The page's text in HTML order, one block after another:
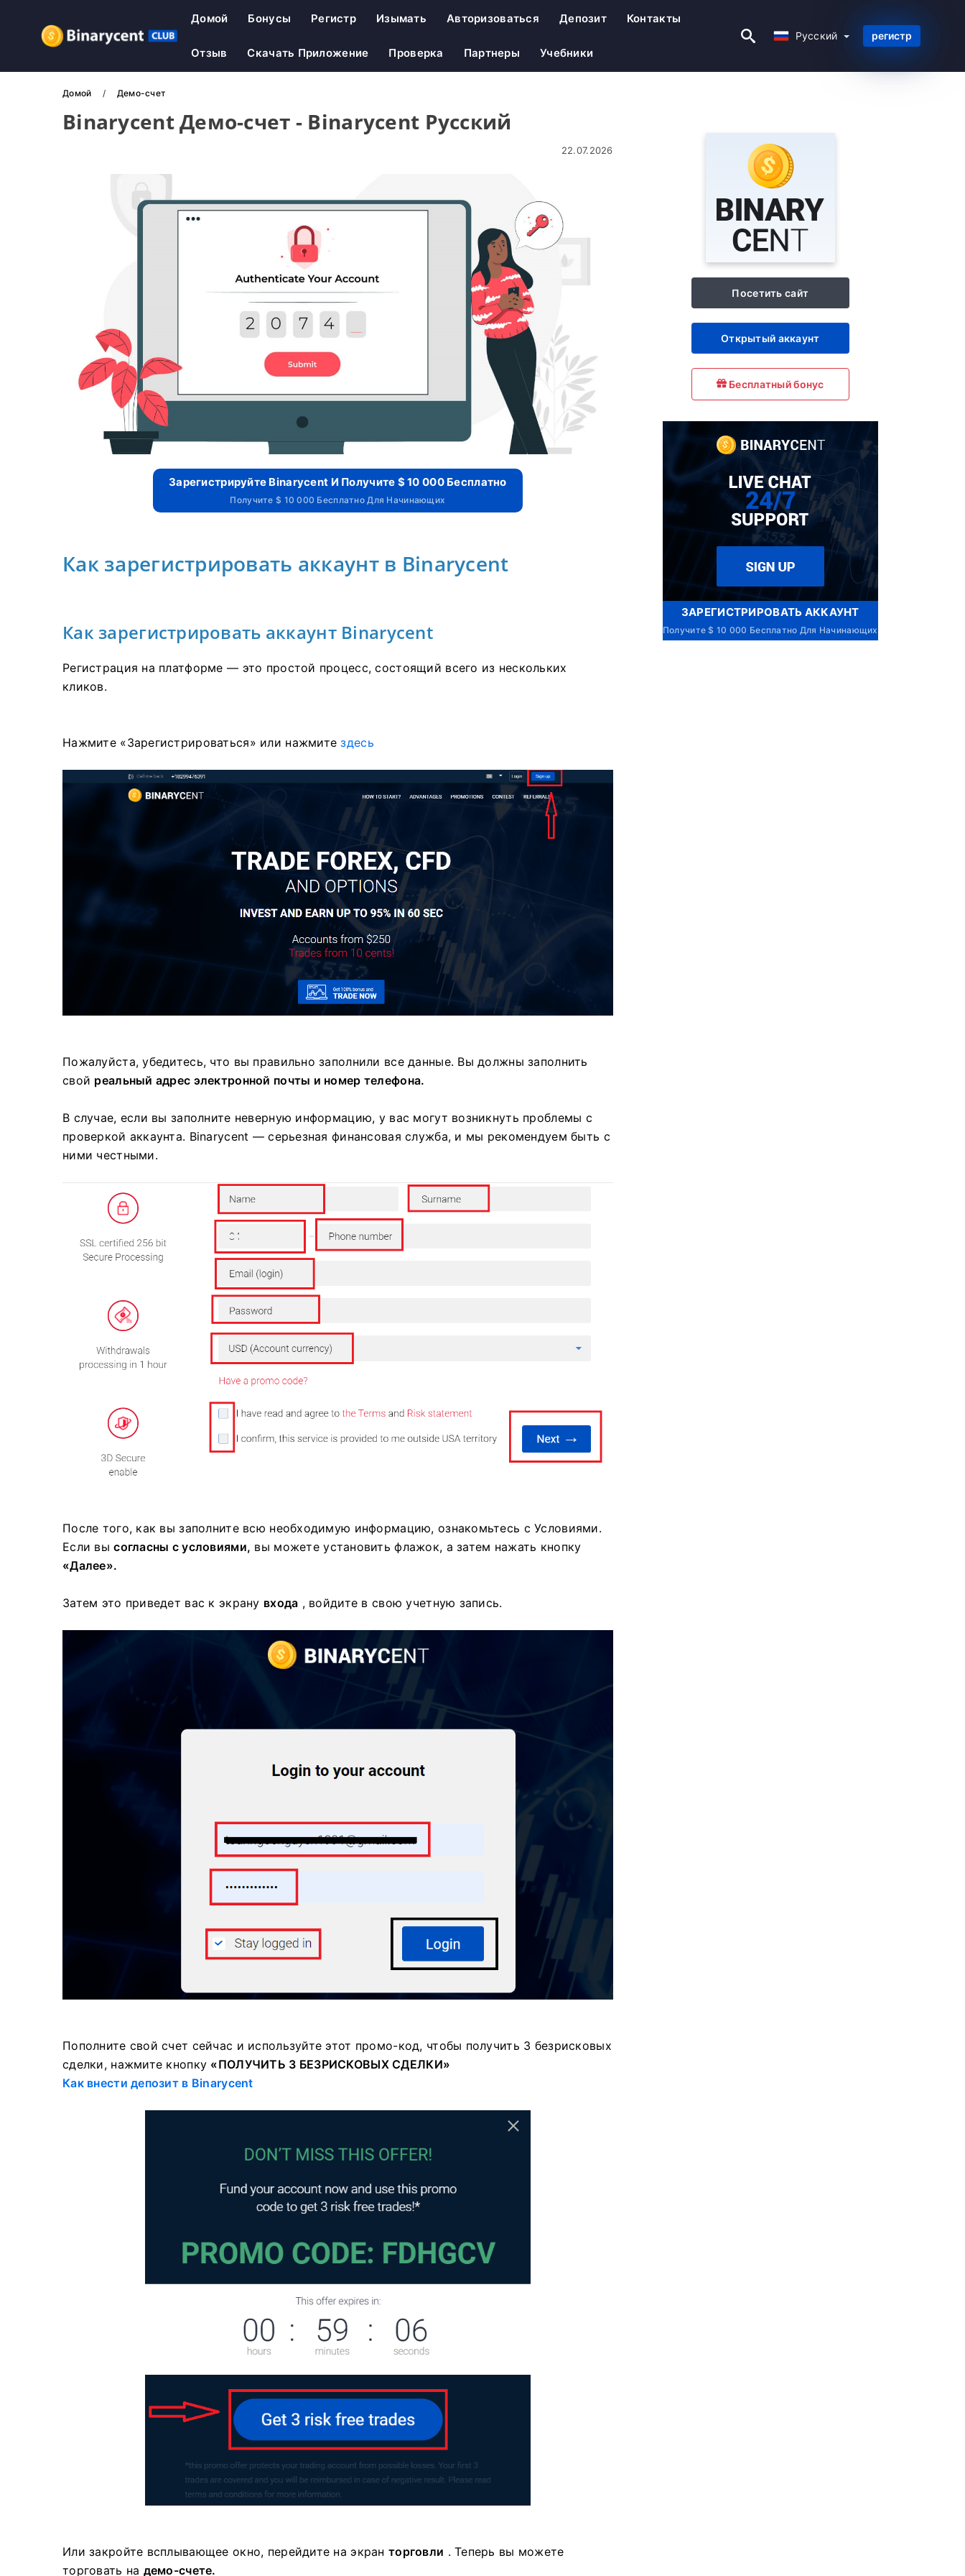
Домой Бонусы Регистр Изымать Авторизоваться Депозит Контакты
Отзыв Скачать Приложение Проверка Партнеры Учебники
Русский регистр
Домой Демо-счет
Binarycent Демо-счет - Binarycent Русский
22.07.2026
Зарегистрируйте Binarycent И Получите $ 10 000 Бесплатно
Получите $ 10 000 Бесплатно Для Начинающих
Как зарегистрировать аккаунт в Binarycent
Как зарегистрировать аккаунт Binarycent
Регистрация на платформе — это простой процесс, состоящий всего из нескольких
кликов.
Нажмите «Зарегистрироваться» или нажмитездесь
Пожалуйста, убедитесь, что вы правильно заполнили все данные. Вы должны заполнить
свой реальный адрес электронной почты и номер телефона.
В случае, если вы заполните неверную информацию, у вас могут возникнуть проблемы с
проверкой аккаунта. Binarycent — серьезная финансовая служба, и мы рекомендуем быть с
ними честными.
После того, как вы заполните всю необходимую информацию, ознакомьтесь с Условиями.
Если высогласны с условиями, вы можете установить флажок, а затем нажать кнопку
«Далее».
Затем это приведет вас к экрану входа , войдите в свою учетную запись.
Пополните свой счет сейчас и используйте этот промо-код, чтобы получить 3 безрисковых
сделки, нажмите кнопку «ПОЛУЧИТЬ 3 БЕЗРИСКОВЫХ СДЕЛКИ»
Как внести депозит в Binarycent
Или закройте всплывающее окно, перейдите на экран торговли .Теперь вы можете
торговать на демо-счете.
Посетить сайт
Открытый аккаунт
Бесплатный бонус
ЗАРЕГИСТРИРОВАТЬ АККАУНТ
Получите $ 10 000 Бесплатно Для Начинающих